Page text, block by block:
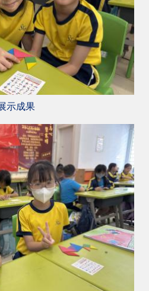
示成果